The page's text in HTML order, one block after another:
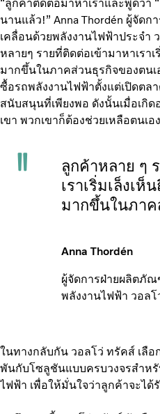
“ลูกค้าติดต่อมาหาเราและพูดว่า
นานแล้ว!” Anna Thordén ผู้จัด
เคลื่อนด้วยพลังงานไฟฟ้าประจำ
หลายๆ รายที่ติดต่อเข้ามาหาเรา
มากขึ้นในภาคส่วนธุรกิจของตน
ซื้อรถพลังงานไฟฟ้าตั้งแต่เปิดตล
สนับสนุนที่เพียงพอ ดังนั้นเมื่อเกิ
เขา พวกเขาก็ต้องช่วยเหลือตนเอ
ลูกค้าหลาย ๆ
เราเริ่มเล็งเ
มากขึ้นในภาค
Anna Thordén
ผู้จัดการฝ่ายผลิตภั
พลังงานไฟฟ้า วอล
ในทางกลับกัน วอลโว่ ทรัคส์ เลือ
พันกับโซลูชันแบบครบวงจรสำห
ไฟฟ้า เพื่อให้มั่นใจว่าลูกค้าจะได้